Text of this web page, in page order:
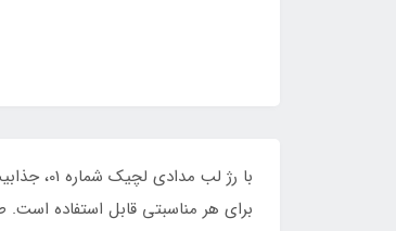
با رژ
برای هر مناسبتی قابل استفاده